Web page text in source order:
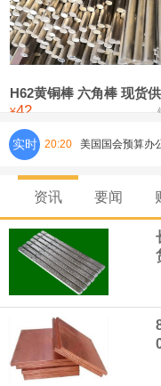
铸造铝合金锭(ZLD104)
压铸锌合金锭
氯化镍
H62黄铜棒 六角棒 现货
¥42
实时 20:20 美国国会预算办
的海军全新核动
亿美元。其中，
高50%。
芝加哥期权交
INC）：CBOE
资讯 要闻